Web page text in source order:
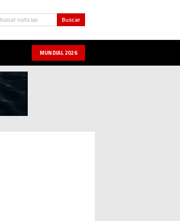
Buscar
MUNDIAL 2026